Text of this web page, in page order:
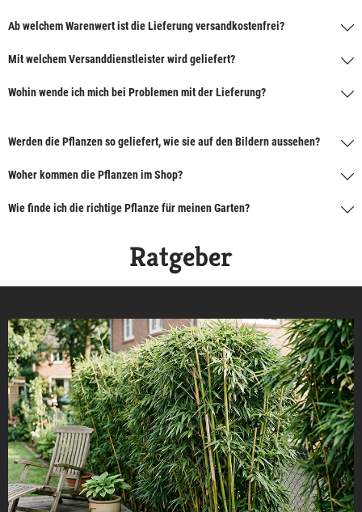
Ab welchem Warenwert ist die Lieferung versandkostenfrei?
Mit welchem Versanddienstleister wird geliefert?
Wohin wende ich mich bei Problemen mit der Lieferung?
Werden die Pflanzen so geliefert, wie sie auf den Bildern aussehen?
Woher kommen die Pflanzen im Shop?
Wie finde ich die richtige Pflanze für meinen Garten?
Ratgeber